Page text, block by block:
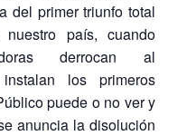
del primer triunfo total
país, cuando
derrocan al
los primeros
puede o no ver y
anuncia la disolución